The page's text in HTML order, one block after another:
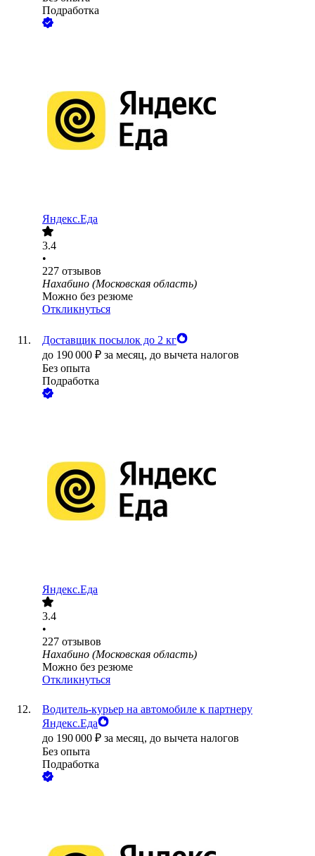
Подработка
Яндекс.Еда
3.4
•
227 отзывов
Нахабино (Московская область)
Можно без резюме
Откликнуться
Доставщик посылок до 2 кг
до 190 000 ₽ за месяц, до вычета налогов
Без опыта
Подработка
Яндекс.Еда
3.4
•
227 отзывов
Нахабино (Московская область)
Можно без резюме
Откликнуться
Водитель-курьер на автомобиле к партнеру
Яндекс.Еда
до 190 000 ₽ за месяц, до вычета налогов
Без опыта
Подработка